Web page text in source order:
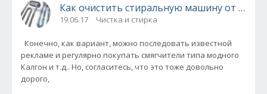
Как очистить стиральную машину от
19.06.17 Чистка и стирка
Конечно, как вариант, можно последовать известной
рекламе и регулярно покупать смягчители типа модного
Калгон и т.д.. Но, согласитесь, что это тоже довольно
дорого,